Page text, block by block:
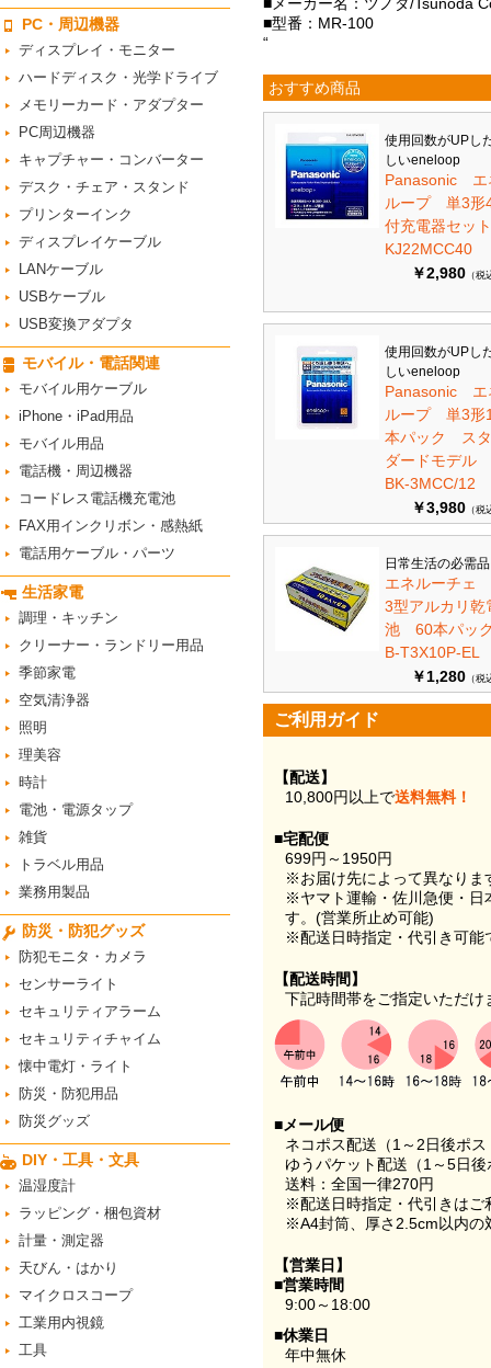
PC・周辺機器
ディスプレイ・モニター
ハードディスク・光学ドライブ
メモリーカード・アダプター
PC周辺機器
キャプチャー・コンバーター
デスク・チェア・スタンド
プリンターインク
ディスプレイケーブル
LANケーブル
USBケーブル
USB変換アダプタ
モバイル・電話関連
モバイル用ケーブル
iPhone・iPad用品
モバイル用品
電話機・周辺機器
コードレス電話機充電池
FAX用インクリボン・感熱紙
電話用ケーブル・パーツ
生活家電
調理・キッチン
クリーナー・ランドリー用品
季節家電
空気清浄器
照明
理美容
時計
電池・電源タップ
雑貨
トラベル用品
業務用製品
防災・防犯グッズ
防犯モニタ・カメラ
センサーライト
セキュリティアラーム
セキュリティチャイム
懐中電灯・ライト
防災・防犯用品
防災グッズ
DIY・工具・文具
温湿度計
ラッピング・梱包資材
計量・測定器
天びん・はかり
マイクロスコープ
工業用内視鏡
工具
■型番：MR-100
“
おすすめ商品
使用回数がUPし
しいeneloop
Panasonic エ
ループ 単3形
付充電器セッ
KJ22MCC40
￥2,980 （税
使用回数がUPし
しいeneloop
Panasonic エ
ループ 単3形
本パック ス
ダードモデル
BK-3MCC/12
￥3,980 （税
日常生活の必需
エネルーチェ
3型アルカリ乾
池 60本パ
B-T3X10P-EL
￥1,280 （税
ご利用ガイド
【配送】
10,800円以上で送料無料！
■宅配便
699円～1950円
※お届け先によって異なりま
※ヤマト運輸・佐川急便・日
す。(営業所止め可能)
※配送日時指定・代引き可能
【配送時間】
下記時間帯をご指定いただけ
■メール便
ネコポス配送（1～2日後ポ
ゆうパケット配送（1～5日
送料：全国一律270円
※配送日時指定・代引きはご
※A4封筒、厚さ2.5cm以内の
【営業日】
■営業時間
9:00～18:00
■休業日
年中無休